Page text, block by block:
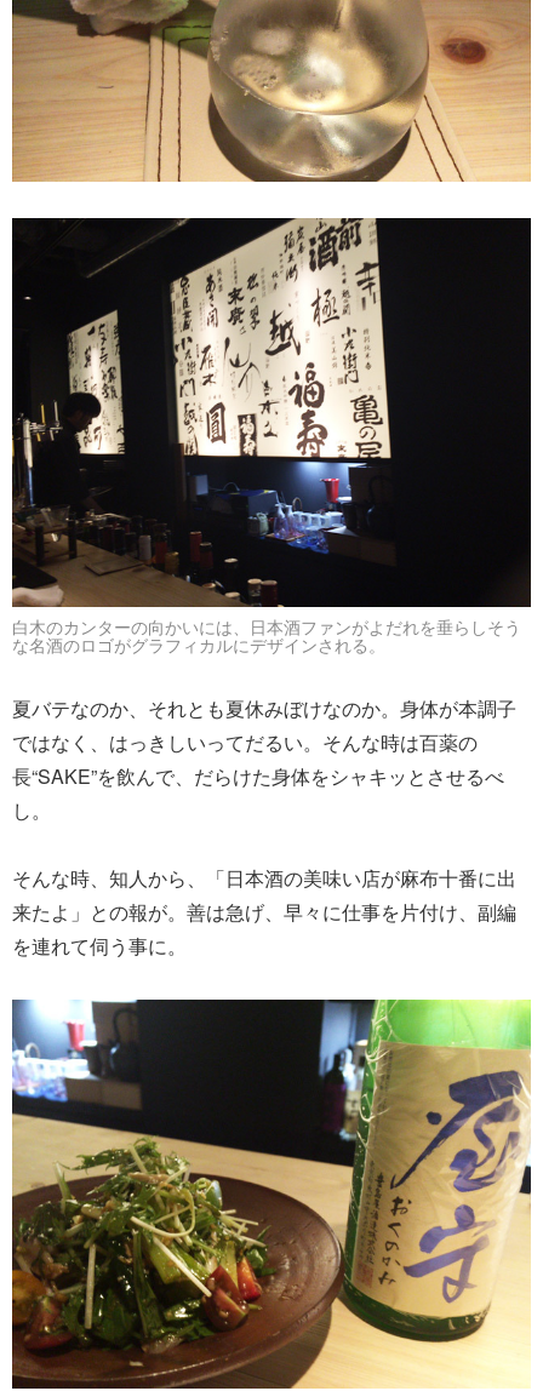
白木のカンターの向かいには、日本酒ファンがよだれを垂らしそう
な名酒のロゴがグラフィカルにデザインされる。
夏バテなのか、それとも夏休みぼけなのか。身体が本調子
ではなく、はっきしいってだるい。そんな時は百薬の
長“SAKE”を飲んで、だらけた身体をシャキッとさせるべ
し。
そんな時、知人から、「日本酒の美味い店が麻布十番に出
来たよ」との報が。善は急げ、早々に仕事を片付け、副編
を連れて伺う事に。